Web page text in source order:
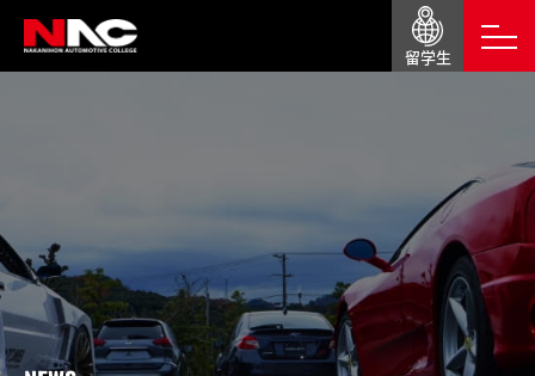
留学生